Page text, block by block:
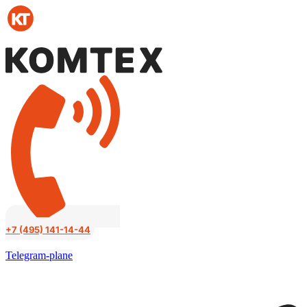
Перейти
к
содержимому
+7 (495) 141-14-44
Telegram-plane